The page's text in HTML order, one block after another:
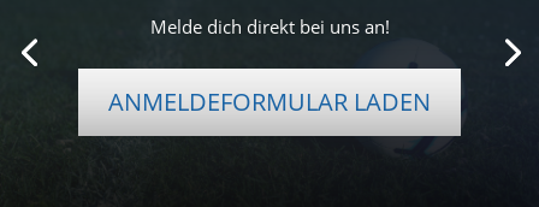
Melde dich direkt bei uns an!
ANMELDEFORMULAR LADEN